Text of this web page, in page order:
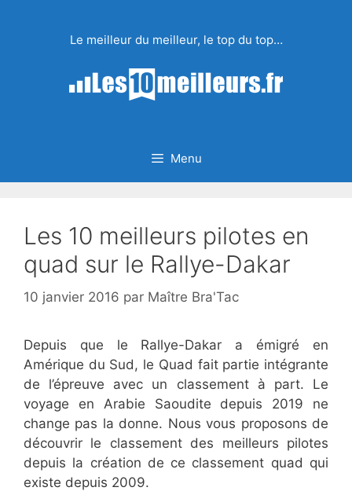
Le meilleur du meilleur, le top du top…
Menu
Les 10 meilleurs pilotes en
quad sur le Rallye-Dakar
10 janvier 2016 par Maître Bra'Tac
Depuis que le Rallye-Dakar a émigré en
Amérique du Sud, le Quad fait partie intégrante
de l’épreuve avec un classement à part. Le
voyage en Arabie Saoudite depuis 2019 ne
change pas la donne. Nous vous proposons de
découvrir le classement des meilleurs pilotes
depuis la création de ce classement quad qui
existe depuis 2009.